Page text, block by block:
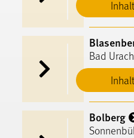
Bad Urach
Bolberg